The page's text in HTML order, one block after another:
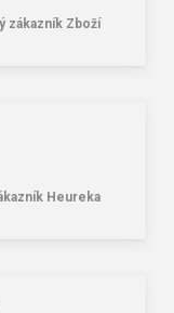
zákazník Zboží
Heureka